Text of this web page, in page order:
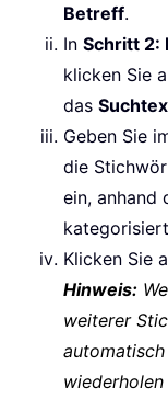
Betreff.
In Schritt 2:
klicken Sie
das
Geben Sie
die
ein, anhand
Klicken Sie
Hinweis:
weiterer